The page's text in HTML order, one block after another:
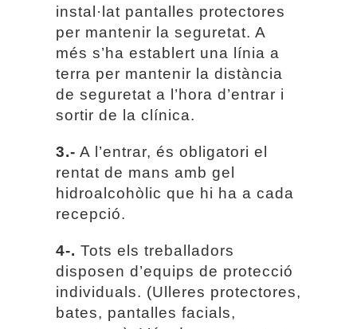
instal·lat pantalles protectores
per mantenir la seguretat. A
més s’ha establert una línia a
terra per mantenir la distància
de seguretat a l’hora d’entrar i
sortir de la clínica.
3.- A l’entrar, és obligatori el
rentat de mans amb gel
hidroalcohòlic que hi ha a cada
recepció.
4-. Tots els treballadors
disposen d’equips de protecció
individuals. (Ulleres protectores,
bates, pantalles facials,